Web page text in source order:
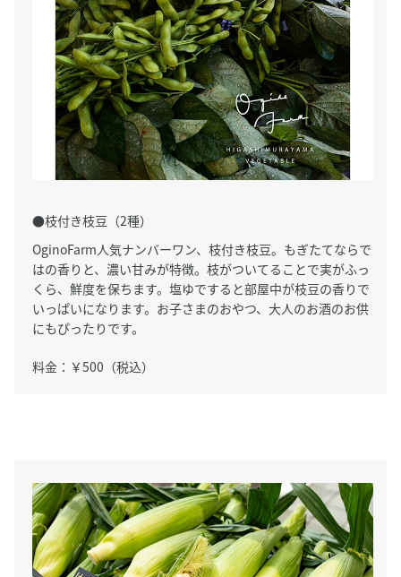
●枝付き枝豆（2種）
OginoFarm人気ナンバーワン、枝付き枝豆。もぎたてならで
はの香りと、濃い甘みが特徴。枝がついてることで実がふっ
くら、鮮度を保ちます。塩ゆですると部屋中が枝豆の香りで
いっぱいになります。お子さまのおやつ、大人のお酒のお供
にもぴったりです。
料金：￥500（税込）